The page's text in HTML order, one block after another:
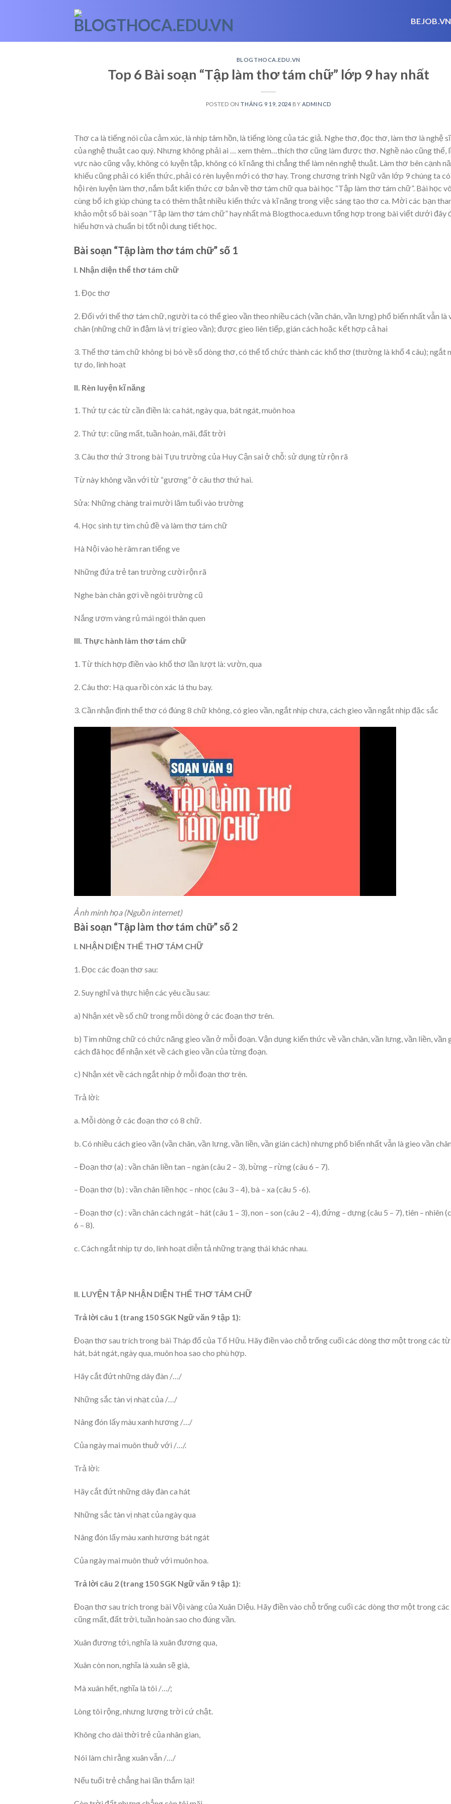
BEJOB.VN
BLOGTHOCA.EDU.VN
Top 6 Bài soạn “Tập làm thơ tám chữ” lớp 9 hay nhất
POSTED ONTHÁNG 9 19, 2024 BY ADMINCD
Thơ ca là tiếng nói của cảm xúc, là nhịp tâm hồn, là tiếng lòng của tác giả. Nghe thơ, đọc thơ, làm thơ là nghệ sĩ
của nghệ thuật cao quý. Nhưng không phải ai
… xem thêm… thích thơ cũng làm được thơ. Nghề nào cũng thế,
vực nào cũng vậy, không có luyện tập, không có kĩ năng thì chẳng thể làm nên nghệ thuật. Làm thơ bên cạnh
khiếu cũng phải có kiến thức, phải có rèn luyện mới có thơ hay. Trong chương trình Ngữ văn lớp 9 chúng ta
hội rèn luyện làm thơ, nắm bắt kiến thức cơ bản về thơ tám chữ qua bài học “Tập làm thơ tám chữ”. Bài học
cùng bổ ích giúp chúng ta có thêm thật nhiều kiến thức và kĩ năng trong việc sáng tạo thơ ca. Mời các bạn
khảo một số bài soạn “Tập làm thơ tám chữ” hay nhất mà Blogthoca.edu.vn tổng hợp trong bài viết dưới đây
hiểu hơn và chuẩn bị tốt nội dung tiết học.
Bài soạn “Tập làm thơ tám chữ” số 1
I. Nhận diện thể thơ tám chữ
1. Đọc thơ
2. Đối với thể thơ tám chữ, người ta có thể gieo vần theo nhiều cách (vần chân, vần lưng) phổ biến nhất vẫn là
chân (những chữ in đậm là vị trí gieo vần); được gieo liên tiếp, gián cách hoặc kết hợp cả hai
3. Thể thơ tám chữ không bị bó về số dòng thơ, có thể tổ chức thành các khổ thơ (thường là khổ 4 câu); ngắt
tự do, linh hoạt
II. Rèn luyện kĩ năng
1. Thứ tự các từ cần điền là: ca hát, ngày qua, bát ngát, muôn hoa
2. Thứ tự: cũng mất, tuần hoàn, mãi, đất trời
3. Câu thơ thứ 3 trong bài Tựu trường của Huy Cận sai ở chỗ: sử dụng từ rộn rã
Từ này không vần với từ “gương” ở câu thơ thứ hai.
Sửa: Những chàng trai mười lăm tuổi vào trường
4. Học sinh tự tìm chủ đề và làm thơ tám chữ
Hà Nội vào hè râm ran tiếng ve
Những đứa trẻ tan trường cười rộn rã
Nghe bàn chân gợi về ngôi trường cũ
Nắng ươm vàng rủ mái ngói thân quen
III. Thực hành làm thơ tám chữ
1. Từ thích hợp điền vào khổ thơ lần lượt là: vườn, qua
2. Câu thơ: Hạ qua rồi còn xác lá thu bay.
3. Cần nhận định thể thơ có đúng 8 chữ không, có gieo vần, ngắt nhịp chưa, cách gieo vần ngắt nhịp đặc sắc
Ảnh minh họa (Nguồn internet)
Bài soạn “Tập làm thơ tám chữ” số 2
I. NHẬN DIỆN THỂ THƠ TÁM CHỮ
1. Đọc các đoạn thơ sau:
2. Suy nghĩ và thực hiện các yêu cầu sau:
a) Nhận xét về số chữ trong mỗi dòng ở các đoạn thơ trên.
b) Tìm những chữ có chức năng gieo vần ở mỗi đoạn. Vận dụng kiến thức về vần chân, vần lưng, vần liền, vần
cách đã học để nhận xét về cách gieo vần của từng đoạn.
c) Nhận xét về cách ngắt nhịp ở mỗi đoạn thơ trên.
Trả lời:
a. Mỗi dòng ở các đoạn thơ có 8 chữ.
b. Có nhiều cách gieo vần (vần chân, vần lưng, vần liền, vần gián cách) nhưng phổ biến nhất vẫn là gieo vần
– Đoạn thơ (a) : vần chân liền tan – ngàn (câu 2 – 3), bừng – rừng (câu 6 – 7).
– Đoạn thơ (b) : vần chân liền học – nhọc (câu 3 – 4), bà – xa (câu 5 -6).
– Đoạn thơ (c) : vần chân cách ngát – hát (câu 1 – 3), non – son (câu 2 – 4), đứng – dựng (câu 5 – 7), tiên – nhiên
6 – 8).
c. Cách ngắt nhịp tự do, linh hoạt diễn tả những trạng thái khác nhau.
II. LUYỆN TẬP NHẬN DIỆN THỂ THƠ TÁM CHỮ
Trả lời câu 1 (trang 150 SGK Ngữ văn 9 tập 1):
Đoạn thơ sau trích trong bài Tháp đổ của Tố Hữu. Hãy điền vào chỗ trống cuối các dòng thơ một trong các
hát, bát ngát, ngày qua, muôn hoa sao cho phù hợp.
Hãy cắt đứt những dây đàn /…/
Những sắc tàn vị nhạt của /…/
Nâng đón lấy màu xanh hương /…/
Của ngày mai muôn thuở với /…/.
Trả lời:
Hãy cắt đứt những dây đàn ca hát
Những sắc tàn vị nhạt của ngày qua
Nâng đón lấy màu xanh hương bát ngát
Của ngày mai muôn thuở với muôn hoa.
Trả lời câu 2 (trang 150 SGK Ngữ văn 9 tập 1):
Đoạn thơ sau trích trong bài Vội vàng của Xuân Diệu. Hãy điền vào chỗ trống cuối các dòng thơ một trong
cũng mất, đất trời, tuần hoàn sao cho đúng vần.
Xuân đương tới, nghĩa là xuân đương qua,
Xuân còn non, nghĩa là xuân sẽ già,
Mà xuân hết, nghĩa là tôi /…/;
Lòng tôi rộng, nhưng lượng trời cứ chật.
Không cho dài thời trẻ của nhân gian,
Nói làm chi rằng xuân vẫn /…/
Nếu tuổi trẻ chẳng hai lần thắm lại!